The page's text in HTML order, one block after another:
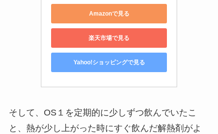
Amazonで見る
楽天市場で見る
Yahoo!ショッピングで見る
そして、OS１を定期的に少しずつ飲んでいたこ
と、熱が少し上がった時にすぐ飲んだ解熱剤がよ